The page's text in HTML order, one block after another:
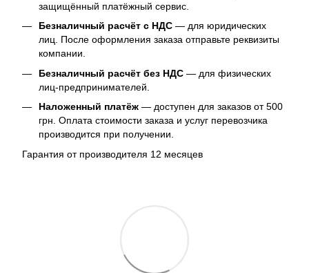
защищённый платёжный сервис.
Безналичный расчёт с НДС — для юридических
лиц. После оформления заказа отправьте реквизиты
компании.
Безналичный расчёт без НДС — для физических
лиц-предпринимателей.
Наложенный платёж — доступен для заказов от 500
грн. Оплата стоимости заказа и услуг перевозчика
производится при получении.
Гарантия от производителя 12 месяцев